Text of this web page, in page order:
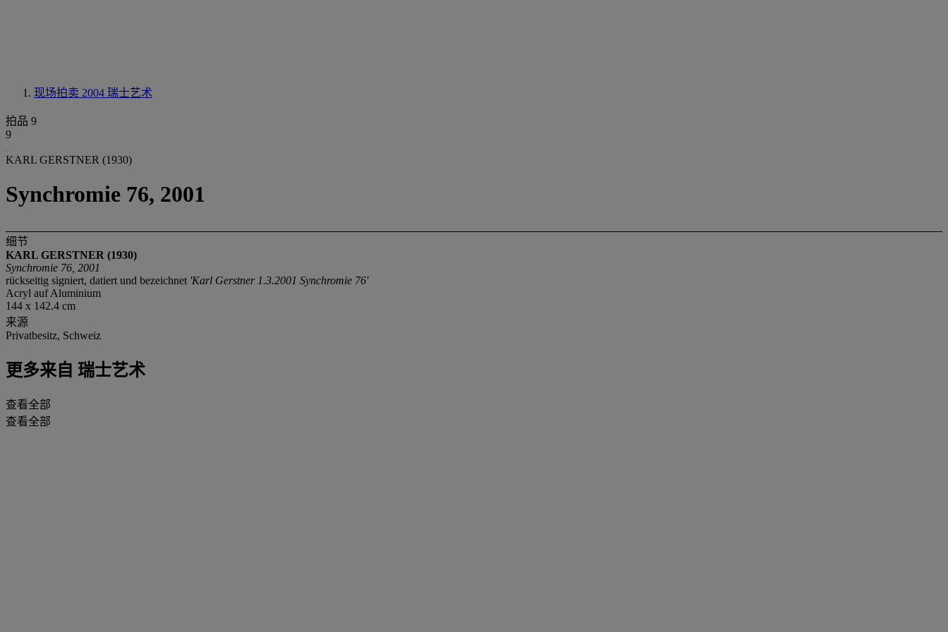
现场拍卖 2004 瑞士艺术
拍品 9
9
KARL GERSTNER (1930)
Synchromie 76, 2001
细节
KARL GERSTNER (1930)
Synchromie 76, 2001
rückseitig signiert, datiert und bezeichnet 'Karl Gerstner 1.3.2001 Synchromie 76'
Acryl auf Aluminium
144 x 142.4 cm
来源
Privatbesitz, Schweiz
更多来自 瑞士艺术
查看全部
查看全部